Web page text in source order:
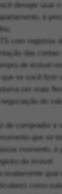
desejar usar
é
com registros
das contas
de imóvel
que se você
ser mais
do
de comprador
que se
momento, é
do imóvel
exatamente
como